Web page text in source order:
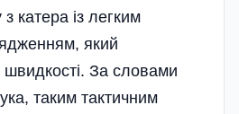
катера із легким
який
швидкості. За словами
таким тактичним